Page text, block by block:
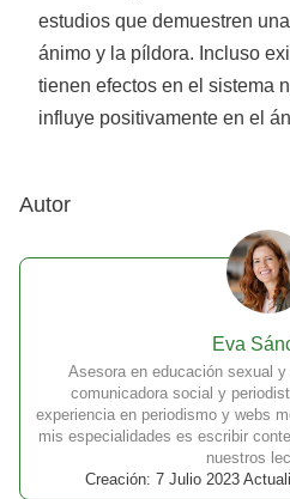
estudios que demuestren
ánimo y la píldora. Incluso
tienen efectos en el sistema
influye positivamente en el
Autor
Eva
Asesora en educación sexual
comunicadora social y
experiencia en periodismo y webs
mis especialidades es escribir
nuestros
Creación: 7 Julio 2023